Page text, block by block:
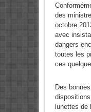
des
octobre
avec
dangers
toutes les
ces
Des
lunettes de